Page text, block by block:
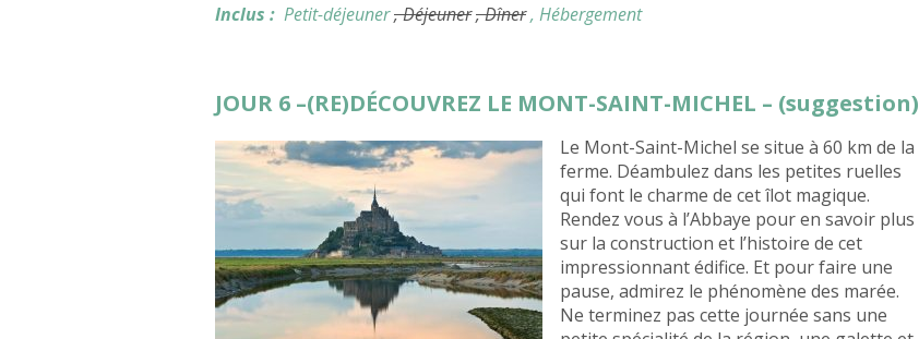
Inclus : Petit-déjeuner, Déjeuner, Dîner, Hébergement
JOUR 6 –(RE)DÉCOUVREZ LE MONT-SAINT-MICHEL – (suggestion)
Le Mont-Saint-Michel se situe à 60 km de la
ferme. Déambulez dans les petites ruelles
qui font le charme de cet îlot magique.
Rendez vous à l’Abbaye pour en savoir plus
sur la construction et l’histoire de cet
impressionnant édifice. Et pour faire une
pause, admirez le phénomène des marée.
Ne terminez pas cette journée sans une